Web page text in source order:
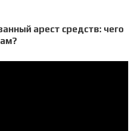
арест средств: чего